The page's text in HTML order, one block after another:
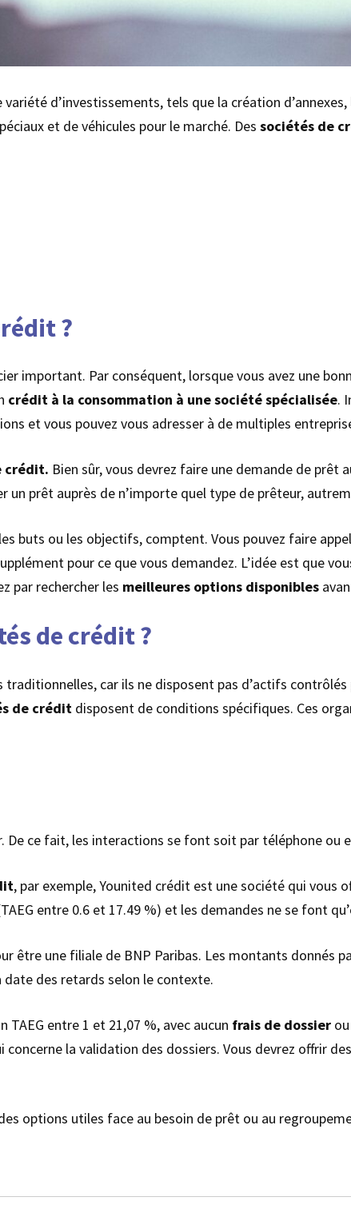
d’investissements, tels que la création
et de véhicules pour le marché. Des sociétés de
?
important. Par conséquent, lorsque vous avez une
crédit à la consommation à une société spécialisée.
et vous pouvez vous adresser à de multiples
crédit. Bien sûr, vous devrez faire une demande de prêt
prêt auprès de n’importe quel type de prêteur,
buts ou les objectifs, comptent. Vous pouvez faire
pour ce que vous demandez. L’idée est que
par rechercher les meilleures options disponibles
de crédit ?
car ils ne disposent pas d’actifs
de crédit disposent de conditions spécifiques. Ces
De ce fait, les interactions se font soit par téléphone ou
, par exemple, Younited crédit est une société qui vous
entre 0.6 et 17.49 %) et les demandes ne se font
être une filiale de BNP Paribas. Les montants donnés
date des retards selon le contexte.
TAEG entre 1 et 21,07 %, avec aucun frais de dossier
la validation des dossiers. Vous devrez offrir
options utiles face au besoin de prêt ou au